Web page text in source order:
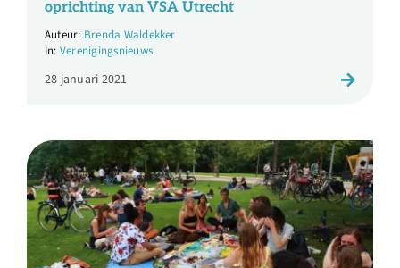
oprichting van VSA Utrecht
Brenda Waldekker
Verenigingsnieuws
28 januari 2021